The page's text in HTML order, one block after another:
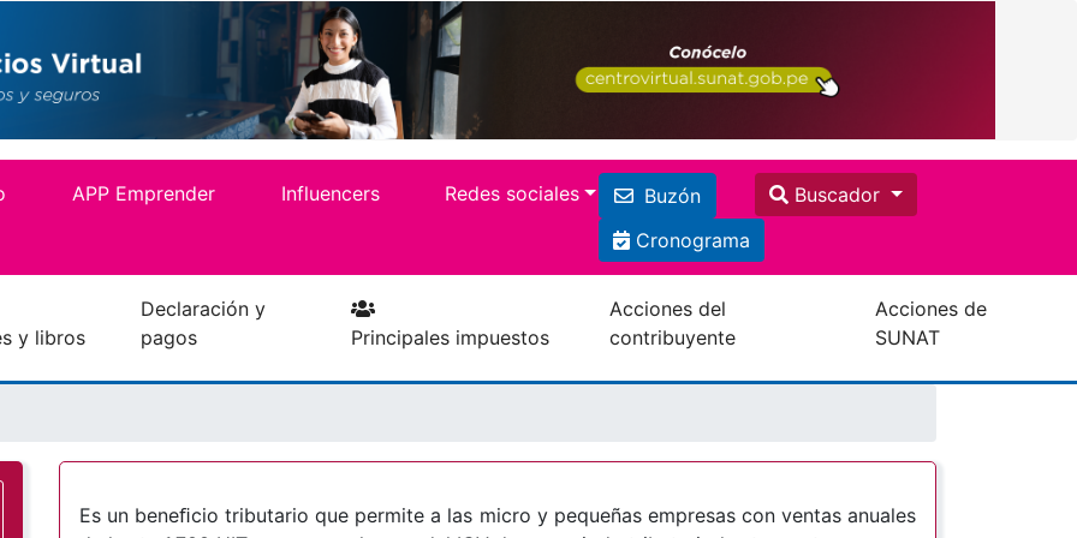
Pasar
al
contenido
principal
APP Emprender Influencers
Redes sociales
Buzón
Buscador
Cronograma
y libros
Declaración y
pagos
Principales impuestos
Acciones del
contribuyente
Acciones de
SUNAT
Es un beneﬁcio tributario que permite a las micro y pequeñas empresas con ventas anuales